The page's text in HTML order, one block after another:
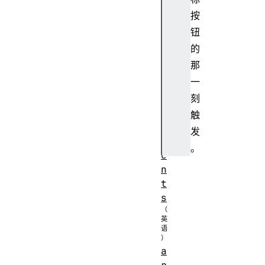
按
钮
的
那
一
刻
触
发
。
e
n
t
s
a